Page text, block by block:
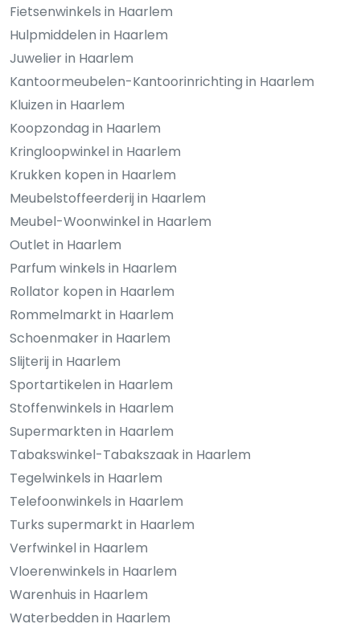
Fietsenwinkels in Haarlem
Hulpmiddelen in Haarlem
Juwelier in Haarlem
Kantoormeubelen-Kantoorinrichting in Haarlem
Kluizen in Haarlem
Koopzondag in Haarlem
Kringloopwinkel in Haarlem
Krukken kopen in Haarlem
Meubelstoffeerderij in Haarlem
Meubel-Woonwinkel in Haarlem
Outlet in Haarlem
Parfum winkels in Haarlem
Rollator kopen in Haarlem
Rommelmarkt in Haarlem
Schoenmaker in Haarlem
Slijterij in Haarlem
Sportartikelen in Haarlem
Stoffenwinkels in Haarlem
Supermarkten in Haarlem
Tabakswinkel-Tabakszaak in Haarlem
Tegelwinkels in Haarlem
Telefoonwinkels in Haarlem
Turks supermarkt in Haarlem
Verfwinkel in Haarlem
Vloerenwinkels in Haarlem
Warenhuis in Haarlem
Waterbedden in Haarlem